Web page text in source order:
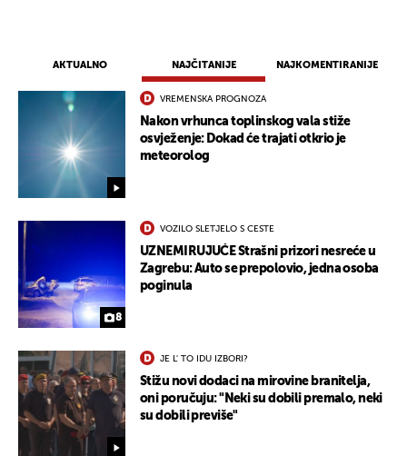
AKTUALNO NAJČITANIJE NAJKOMENTIRANIJE
VREMENSKA PROGNOZA
Nakon vrhunca toplinskog vala stiže
osvježenje: Dokad će trajati otkrio je
meteorolog
8
VOZILO SLETJELO S CESTE
UZNEMIRUJUĆE Strašni prizori nesreće u
Zagrebu: Auto se prepolovio, jedna osoba
poginula
JE L' TO IDU IZBORI?
Stižu novi dodaci na mirovine branitelja,
oni poručuju: "Neki su dobili premalo, neki
su dobili previše"